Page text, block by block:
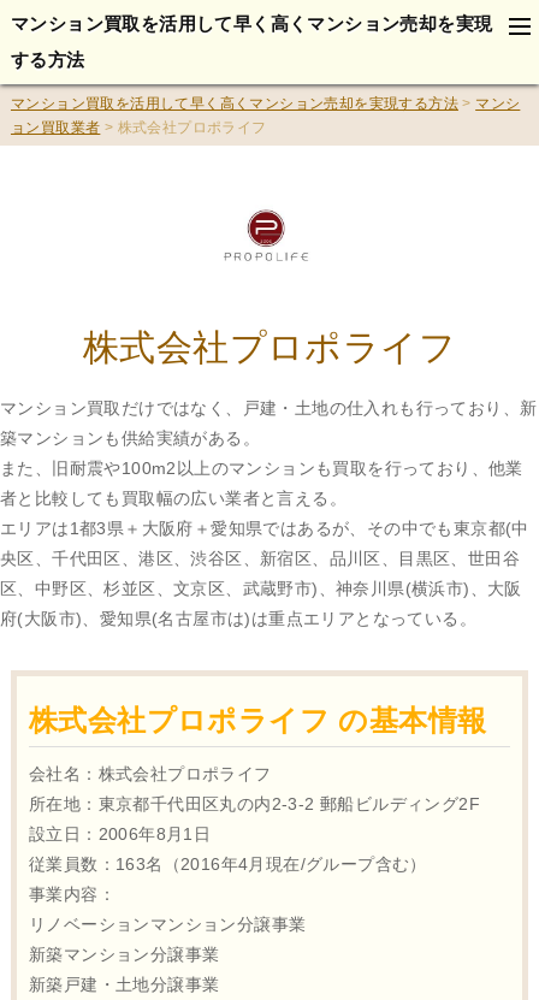
マンション買取を活用して早く高くマンション売却を実現
する方法
マンション買取を活用して早く高くマンション売却を実現する方法> マンシ
ョン買取業者 > 株式会社プロポライフ
株式会社プロポライフ
マンション買取だけではなく、戸建・土地の仕入れも行っており、新
築マンションも供給実績がある。
また、旧耐震や100m2以上のマンションも買取を行っており、他業
者と比較しても買取幅の広い業者と言える。
エリアは1都3県＋大阪府＋愛知県ではあるが、その中でも東京都(中
央区、千代田区、港区、渋谷区、新宿区、品川区、目黒区、世田谷
区、中野区、杉並区、文京区、武蔵野市)、神奈川県(横浜市)、大阪
府(大阪市)、愛知県(名古屋市は)は重点エリアとなっている。
株式会社プロポライフ の基本情報
会社名：株式会社プロポライフ
所在地：東京都千代田区丸の内2-3-2 郵船ビルディング2F
設立日：2006年8月1日
従業員数：163名（2016年4月現在/グループ含む）
事業内容：
リノベーションマンション分譲事業
新築マンション分譲事業
新築戸建・土地分譲事業